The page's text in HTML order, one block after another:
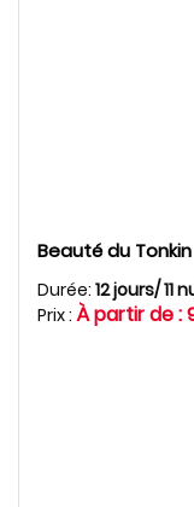
Beauté du Tonkin
Durée: 12 jours/ 11
Prix : À partir de :